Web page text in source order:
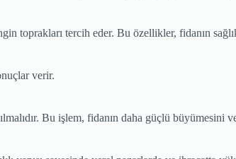
toprakları tercih eder. Bu özellikler, fidanın
verir.
Bu işlem, fidanın daha güçlü büyümesini